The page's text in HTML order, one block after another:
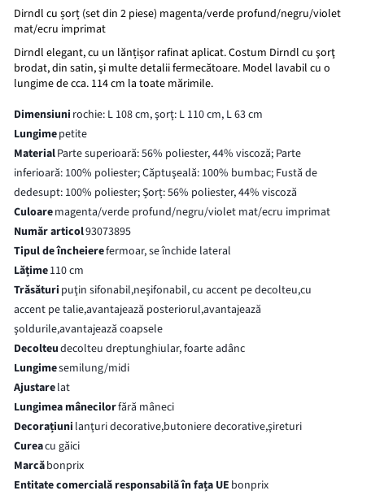
Dirndl cu șorț (set din 2 piese) magenta/verde profund/negru/violet
mat/ecru imprimat
Dirndl elegant, cu un lănțișor rafinat aplicat. Costum Dirndl cu şorţ
brodat, din satin, şi multe detalii fermecătoare. Model lavabil cu o
lungime de cca. 114 cm la toate mărimile.
Dimensiuni rochie: L 108 cm, şorţ: L 110 cm, L 63 cm
Lungimepetite
MaterialParte superioară: 56% poliester, 44% viscoză; Parte
inferioară: 100% poliester; Căptuşeală: 100% bumbac; Fustă de
dedesupt: 100% poliester; Șorț: 56% poliester, 44% viscoză
Culoaremagenta/verde profund/negru/violet mat/ecru imprimat
Număr articol93073895
Tipul de încheierefermoar, se închide lateral
Lățime110 cm
Trăsături puţin sifonabil,neşifonabil, cu accent pe decolteu,cu
accent pe talie,avantajează posteriorul,avantajează
şoldurile,avantajează coapsele
Decolteudecolteu dreptunghiular, foarte adânc
Lungimesemilung/midi
Ajustarelat
Lungimea mânecilorfără mâneci
Decorațiuni lanţuri decorative,butoniere decorative,şireturi
Cureacu găici
Marcăbonprix
Entitate comercială responsabilă în fața UE bonprix